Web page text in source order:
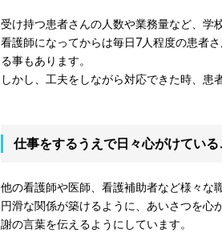
受け持つ患者さんの人数や業務量など、学
看護師になってからは毎日7人程度の患者
る事もあります。
しかし、工夫をしながら対応できた時、患
仕事をするうえで日々心がけてい
他の看護師や医師、看護補助者など様々な
円滑な関係が築けるように、あいさつを心
謝の言葉を伝えるようにしています。